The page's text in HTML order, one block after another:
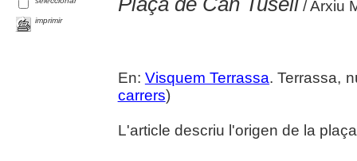
imprimir
/ Arxiu
En: Visquem Terrassa. Terrassa,
carrers)
L'article descriu l'origen de la